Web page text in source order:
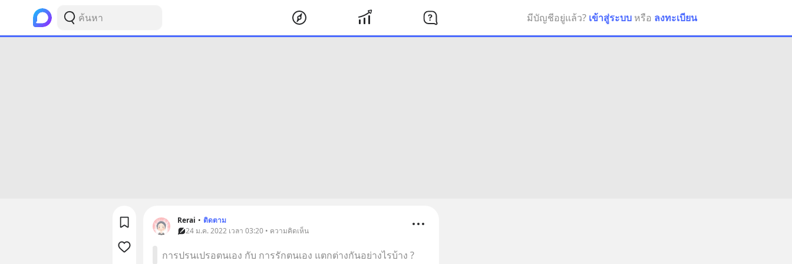
มีบัญชีอยู่แล้ว? เข้าสู่ระบบ หรือ ลงทะเบียน
Rerai • ติดตาม
24 ม.ค. 2022 เวลา 03:20 • ความคิดเห็น
การปรนเปรอตนเอง กับ การรักตนเอง แตกต่างกันอย่างไรบ้าง ?